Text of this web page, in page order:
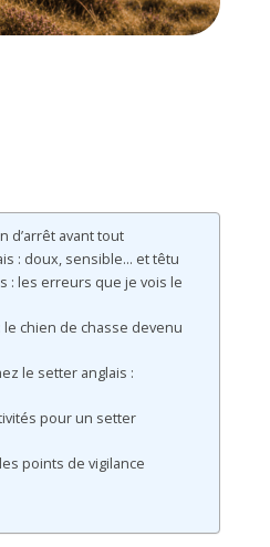
d’arrêt avant tout
: doux, sensible… et têtu
: les erreurs que je vois le
le chien de chasse devenu
le setter anglais :
pour un setter
points de vigilance